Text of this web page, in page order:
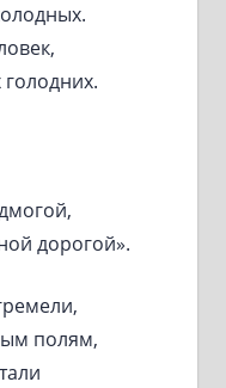
дорогой».
полям,